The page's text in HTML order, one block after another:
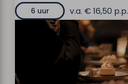
6 uur
v.a. € 16,50 p.p.